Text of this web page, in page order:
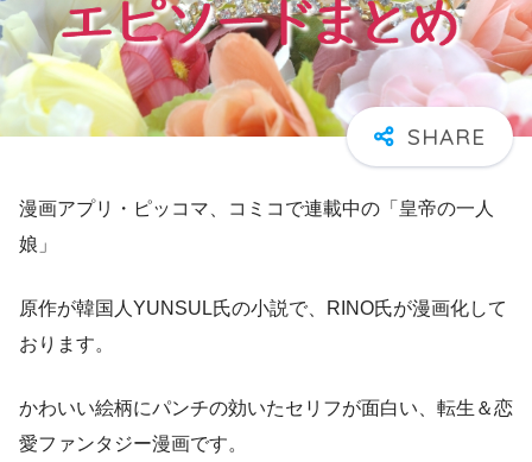
漫画アプリ・ピッコマ、コミコで連載中の「皇帝の一人
娘」
原作が韓国人YUNSUL氏の小説で、RINO氏が漫画化して
おります。
かわいい絵柄にパンチの効いたセリフが面白い、転生＆恋
愛ファンタジー漫画です。